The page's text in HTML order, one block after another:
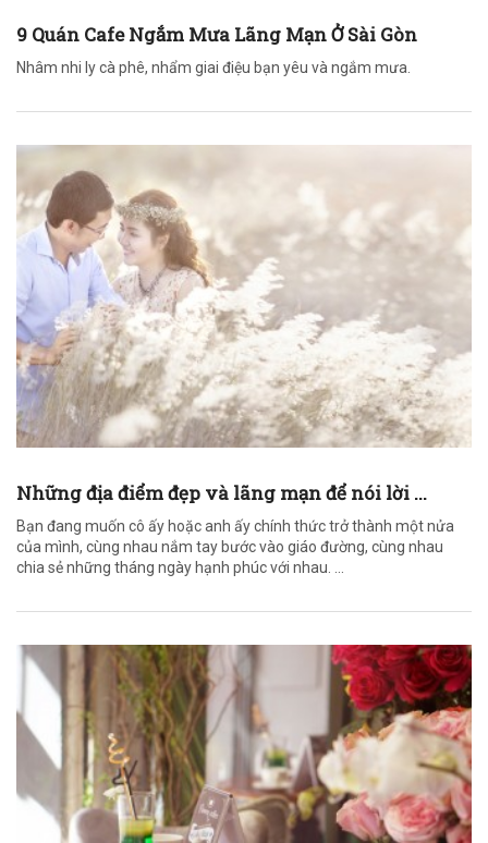
9 Quán Cafe Ngắm Mưa Lãng Mạn Ở Sài Gòn
Nhâm nhi ly cà phê, nhẩm giai điệu bạn yêu và ngắm mưa.
Những địa điểm đẹp và lãng mạn để nói lời ...
Bạn đang muốn cô ấy hoặc anh ấy chính thức trở thành một nửa
của mình, cùng nhau nắm tay bước vào giáo đường, cùng nhau
chia sẻ những tháng ngày hạnh phúc với nhau. ...